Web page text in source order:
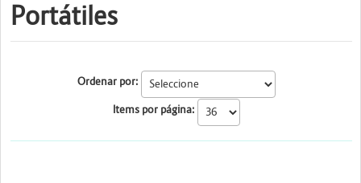
Celulares y Tablets
Portátiles
Ordenar por:
Items por página: